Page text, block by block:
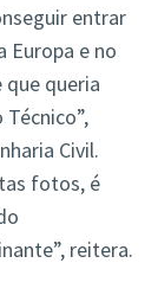
entrar
Europa e no
que queria
Civil.
fotos, é
reitera.